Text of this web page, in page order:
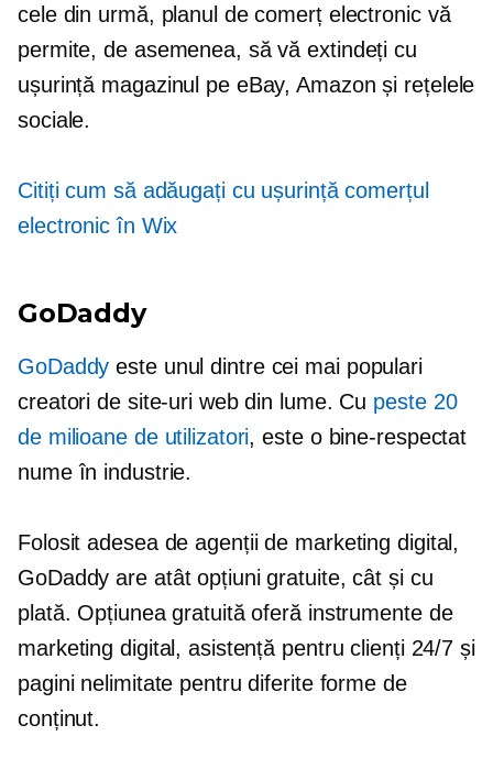
cele din urmă, planul de comerț electronic vă
permite, de asemenea, să vă extindeți cu
ușurință magazinul pe eBay, Amazon și rețelele
sociale.
Citiți cum să adăugați cu ușurință comerțul
electronic în Wix
GoDaddy
GoDaddy este unul dintre cei mai populari
creatori de site-uri web din lume. Cu peste 20
de milioane de utilizatori, este o bine-respectat
nume în industrie.
Folosit adesea de agenții de marketing digital,
GoDaddy are atât opțiuni gratuite, cât și cu
plată. Opțiunea gratuită oferă instrumente de
marketing digital, asistență pentru clienți 24/7 și
pagini nelimitate pentru diferite forme de
conținut.